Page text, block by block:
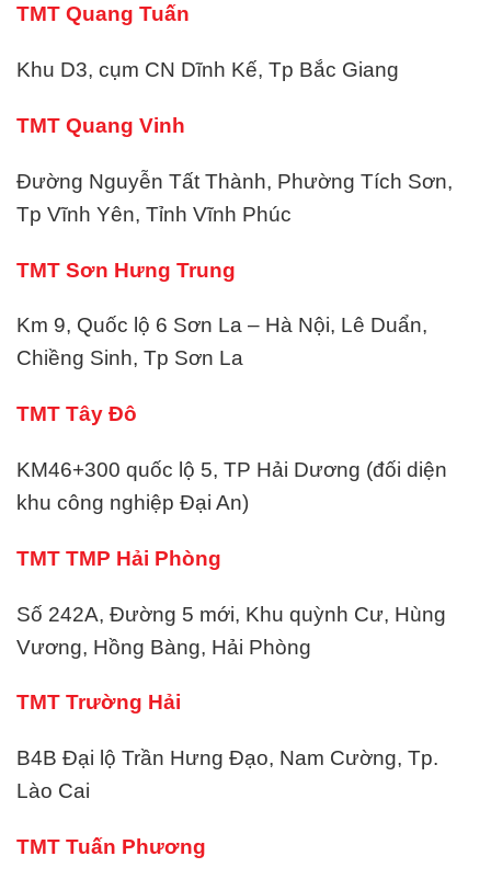
TMT Quang Tuấn
Khu D3, cụm CN Dĩnh Kế, Tp Bắc Giang
TMT Quang Vinh
Đường Nguyễn Tất Thành, Phường Tích Sơn,
Tp Vĩnh Yên, Tỉnh Vĩnh Phúc
TMT Sơn Hưng Trung
Km 9, Quốc lộ 6 Sơn La – Hà Nội, Lê Duẩn,
Chiềng Sinh, Tp Sơn La
TMT Tây Đô
KM46+300 quốc lộ 5, TP Hải Dương (đối diện
khu công nghiệp Đại An)
TMT TMP Hải Phòng
Số 242A, Đường 5 mới, Khu quỳnh Cư, Hùng
Vương, Hồng Bàng, Hải Phòng
TMT Trường Hải
B4B Đại lộ Trần Hưng Đạo, Nam Cường, Tp.
Lào Cai
TMT Tuấn Phương